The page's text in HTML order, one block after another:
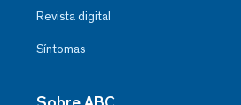
Revista digital
Síntomas